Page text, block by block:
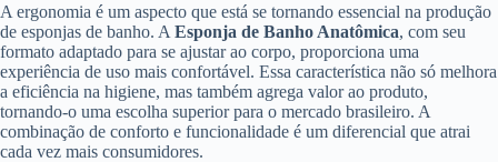
A ergonomia é um aspecto que está se tornando essencial na produção
de esponjas de banho. A Esponja de Banho Anatômica, com seu
formato adaptado para se ajustar ao corpo, proporciona uma
experiência de uso mais confortável. Essa característica não só melhora
a eficiência na higiene, mas também agrega valor ao produto,
tornando-o uma escolha superior para o mercado brasileiro. A
combinação de conforto e funcionalidade é um diferencial que atrai
cada vez mais consumidores.